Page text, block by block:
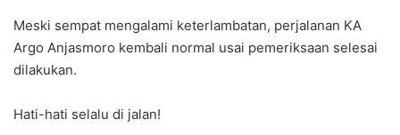
Meski sempat mengalami keterlambatan, perjalanan KA
Argo Anjasmoro kembali normal usai pemeriksaan selesai
dilakukan.
Hati-hati selalu di jalan!